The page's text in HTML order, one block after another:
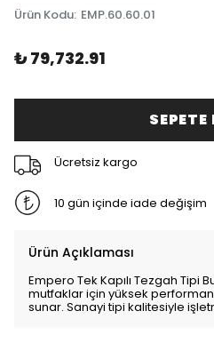
Ürün Kodu: EMP.60.60.01
₺ 79,732.91
SEPETE
Ücretsiz kargo
10 gün içinde iade değişim
Ürün Açıklaması
Empero Tek Kapılı Tezgah Tipi
mutfaklar için yüksek
sunar. Sanayi tipi kalitesiyle